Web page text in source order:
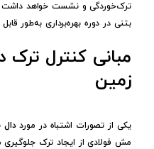
ترک‌خوردگی و نشست خواهد داشت
بتنی در دوره بهره‌برداری به‌طور
مبانی کنترل ترک
زمین
یکی از تصورات اشتباه در مورددال
مش فولادی از ایجاد ترک جلوگیری